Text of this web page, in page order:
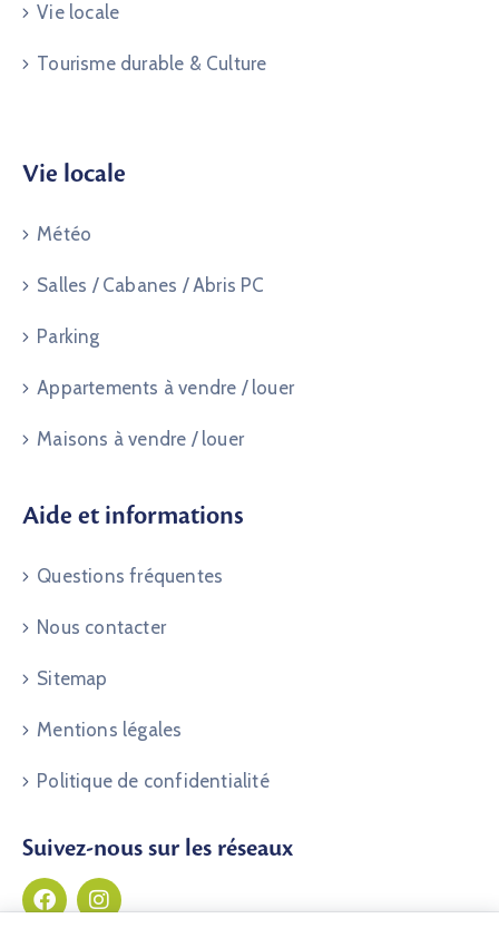
Vie locale
Tourisme durable & Culture
Vie locale
Météo
Salles / Cabanes / Abris PC
Parking
Appartements à vendre / louer
Maisons à vendre / louer
Aide et informations
Questions fréquentes
Nous contacter
Sitemap
Mentions légales
Politique de confidentialité
Suivez-nous sur les réseaux